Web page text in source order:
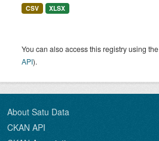
CSV XLSX
You can also access this registry using the
API).
About Satu Data
CKAN API